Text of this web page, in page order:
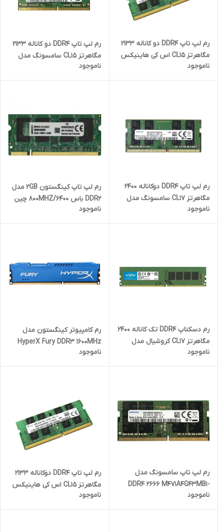
رم لپ تاپ DDR4 دو کاناله 2133
مگاهرتز CL15 اس کی هاینیکس
گیگابایت
ناموجود
رم لپ تاپ DDR4 دو کاناله 2133
مگاهرتز CL15 سامسونگ مدل
2133P ظرفیت 8 گیگابایت
ناموجود
رم لپ تاپ DDR4 دوکاناله 2400
مگاهرتز CL17 سامسونگ مدل
PC4-2400T ظرفیت 16 گیگابایت
ناموجود
رم لپ تاپ کینگستون 2GB مدل
DDR2 باس 800MHZ/6400 چین
KVR800D2N6/2G تایمینگ CL6
ناموجود
رم دسکتاپ DDR4 تک کاناله 2400
مگاهرتز CL17 کروشیال مدل
UDIMM ظرفیت 16 گیگابایت
ناموجود
رم کامپیوتر کینگستون مدل
HyperX Fury DDR3 1600MHz
CL10 ظرفیت 8 گیگابایت
ناموجود
رم لپ تاپ سامسونگ مدل
DDR4 2666 M471A4G43MB1-
CTD ظرفیت 32 گیگابایت
ناموجود
رم لپ تاپ DDR4 دوکاناله 2133
مگاهرتز CL15 اس کی هاینیکس
گیگابایت
ناموجود